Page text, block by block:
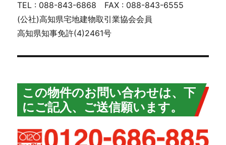
TEL : 088-843-6868 FAX : 088-843-6555
(公社)高知県宅地建物取引業協会会員
高知県知事免許(4)2461号
この物件のお問い合わせは、下
にご記入、ご送信願います。